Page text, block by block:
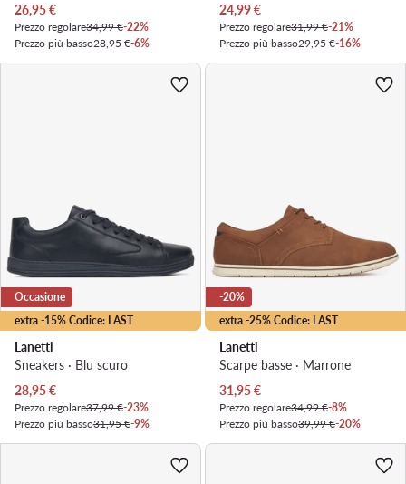
Prezzo attuale
26,95€
Prezzo regolare34,99 €-22%
Prezzo più basso28,95 €-6%
Prezzo attuale
24,99€
Prezzo regolare31,99 €-21%
Prezzo più basso29,95 €-16%
extra -15% Codice: LAST
Occasione
Lanetti
Sneakers · Blu scuro
Prezzo attuale
28,95€
Prezzo regolare37,99 €-23%
Prezzo più basso31,95 €-9%
extra -25% Codice: LAST
-20%
Lanetti
Scarpe basse · Marrone
Prezzo attuale
31,95€
Prezzo regolare34,99 €-8%
Prezzo più basso39,99 €-20%